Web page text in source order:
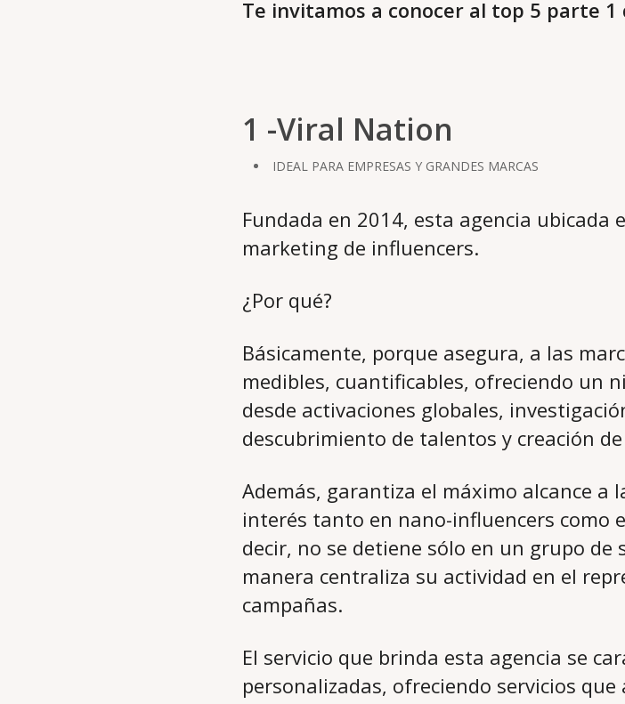
Te invitamos a conocer al top 5 parte 1
1 -Viral Nation
IDEAL PARA EMPRESAS Y GRANDES MARCAS
Fundada en 2014, esta agencia ubicada
marketing de influencers.
¿Por qué?
Básicamente, porque asegura, a las
medibles, cuantificables, ofreciendo un
desde activaciones globales,
descubrimiento de talentos y creación
Además, garantiza el máximo alcance a
interés tanto en nano-influencers como
decir, no se detiene sólo en un grupo de
manera centraliza su actividad en el
campañas.
El servicio que brinda esta agencia se
personalizadas, ofreciendo servicios